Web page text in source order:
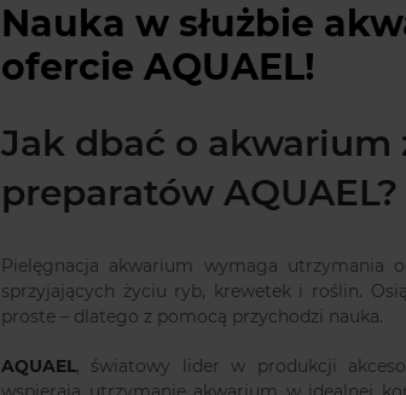
Nauka w służbie
ofercie AQUAEL!
Jak dbać o akwarium
preparatów AQUAEL?
Pielęgnacja akwarium wymaga utrzymania
sprzyjających życiu ryb, krewetek i roślin.
proste – dlatego z pomocą przychodzi nauka.
AQUAEL, światowy lider w produkcji